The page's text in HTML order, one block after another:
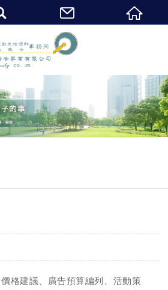
格建議、廣告預算編列、活動策